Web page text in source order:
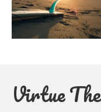
Virtue